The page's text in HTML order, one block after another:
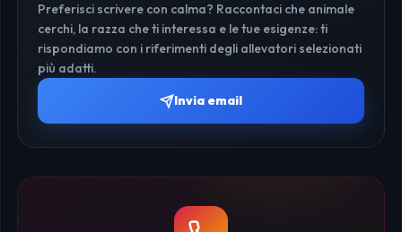
Preferisci scrivere con calma? Raccontaci che animale
cerchi, la razza che ti interessa e le tue esigenze: ti
rispondiamo con i riferimenti degli allevatori selezionati
più adatti.
Invia email